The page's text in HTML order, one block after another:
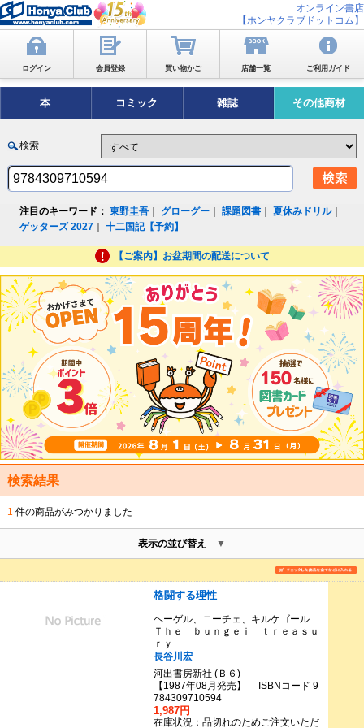
オンライン書店
【ホンヤクラブドットコム】
ログイン 会員登録 買い物かご 店舗一覧 ご利用ガイド
本 コミック 雑誌 その他商材
検索
注目のキーワード： 東野圭吾 グローグー ｜課題図書 ｜夏休みドリル｜
ゲッターズ 2027 ｜十二国記【予約】
【ご案内】お盆期間の配送について
検索結果
1 件の商品がみつかりました
表示の並び替え
格闘する理性
ヘーゲル、ニーチェ、キルケゴール
Ｔｈｅ ｂｕｎｇｅｉ ｔｒｅａｓｕ
ｒｙ
長谷川宏
河出書房新社 (Ｂ６)
【1987年08月発売】 ISBNコード 9
784309710594
1,987円
在庫状況：品切れのためご注文いただ